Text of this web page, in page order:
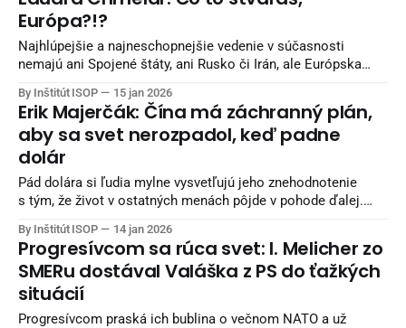
TASR/Denník N
Európa?!?
Najhlúpejšie a najneschopnejšie vedenie v súčasnosti
nemajú ani Spojené štáty, ani Rusko či Irán, ale Európska
By Inštitút ISOP 15 jan 2026
Erik Majerčák: Čína má záchranný plán,
aby sa svet nerozpadol, keď padne
dolár
Pád dolára si ľudia mylne vysvetľujú jeho znehodnotenie
s tým, že život v ostatných menách pôjde v pohode ďalej.
By Inštitút ISOP 14 jan 2026
Progresívcom sa rúca svet: I. Melicher zo
SMERu dostával Valáška z PS do ťažkých
situácií
Progresívcom praská ich bublina o večnom NATO a už